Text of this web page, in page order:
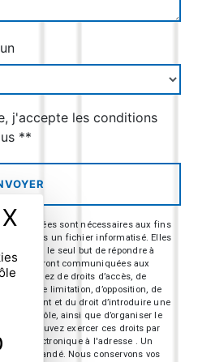
X Masquer le
j'accepte les conditions
**
sont nécessaires aux fins
dans un fichier informatisé. Elles
dans le seul but de répondre à
seront communiquées aux
disposez de droits d’accès, de
de limitation, d’opposition, de
moment et du droit d’introduire une
de contrôle, ainsi que d’organiser le
Vous pouvez exercer ces droits par
électronique à l'adresse . Un
demandé. Nous conservons vos